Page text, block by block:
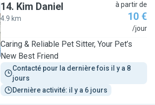
14. Kim Daniel
4.9 km
à partir de
10 €
/jour
Caring & Reliable Pet Sitter, Your Pet’s
New Best Friend
Contacté pour la dernière fois il y a 8
jours
Dernière activité: il y a 6 jours